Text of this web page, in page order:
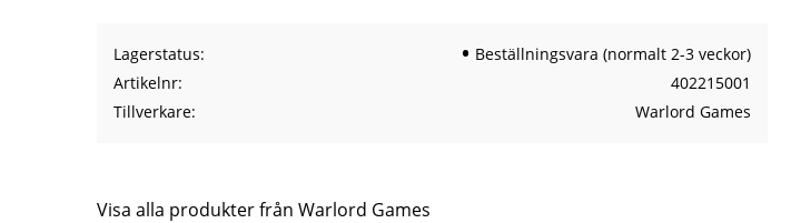
Lagerstatus
Beställningsvara (normalt 2-3 veckor)
Artikelnr
402215001
Tillverkare
Warlord Games
Visa alla produkter från Warlord Games